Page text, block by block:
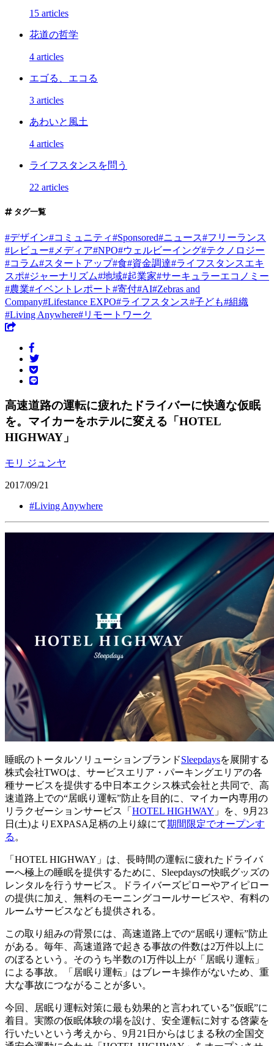
15 articles
花道の哲学
4 articles
エゴる、エコる
3 articles
あわいと風土
4 articles
ライフスタンスを問う
22 articles
タグ一覧
#デザイン#コミュニティ#Sponsored#ニュース#フリーランス
#レビュー# メディア#NPO#ウェルビーイング#テクノロジー
#コラム#スタートアップ#食#資金調達#ライフスタンスエキ
スポ#ジャーナリズム#地域#起業家#サーキュラーエコノミー
#農業#イベントレポート #寄付#AI#Zebras and
Company#Lifestance EXPO#ライフスタンス#子ども#組織
#Living Anywhere#リモートワーク
高速道路の運転に疲れたドライバーに快適な仮眠
を。マイカーをホテルに変える「HOTEL
HIGHWAY」
モリ ジュンヤ
2017/09/21
#Living Anywhere
睡眠のトータルソリューションブランドSleepdaysを展開する
株式会社TWOは、サービスエリア・パーキングエリアの各
種サービスを提供する中日本エクシス株式会社と共同で、高
速道路上での“居眠り運転”防止を目的に、マイカー内専用の
リラクゼーションサービス「 HOTEL HIGHWAY 」を、9月23
日(土)よりEXPASA足柄の上り線にて期間限定でオープンす
る 。
「HOTEL HIGHWAY」は、長時間の運転に疲れたドライバ
ーへ極上の睡眠を提供するために、Sleepdaysの快眠グッズの
レンタルを行うサービス。ドライバーズピローやアイピロー
の提供に加え、無料のモーニングコールサービスや、有料の
ルームサービスなども提供される。
この取り組みの背景には、高速道路上での“居眠り運転”防止
がある。毎年、高速道路で起きる事故の件数は2万件以上に
のぼるという。そのうち半数の1万件以上が「居眠り運転」
による事故。「居眠り運転」はブレーキ操作がないため、重
大な事故につながることが多い。
今回、居眠り運転対策に最も効果的と言われている”仮眠”に
着目。実際の仮眠体験の場を設け、安全運転に対する啓蒙を
行いたいという考えから、9月21日からはじまる秋の全国交